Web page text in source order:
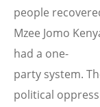
people
Mzee Jomo
had a one-
party system.
political